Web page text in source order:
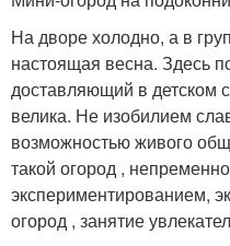
На дворе холодно, а в
настоящая весна. Здесь
доставляющий в детском
велика. Не изобилием
возможностью живого
такой огород ,
экспериментированием,
огород , занятие